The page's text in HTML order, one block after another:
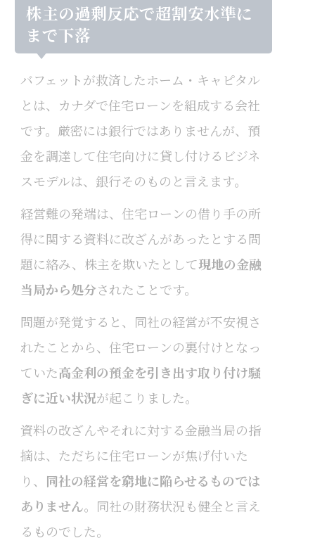
株主の過剰反応で超割安水準に
まで下落
バフェットが救済したホーム・キャピタル
とは、カナダで住宅ローンを組成する会社
です。厳密には銀行ではありませんが、預
金を調達して住宅向けに貸し付けるビジネ
スモデルは、銀行そのものと言えます。
経営難の発端は、住宅ローンの借り手の所
得に関する資料に改ざんがあったとする問
題に絡み、株主を欺いたとして現地の金融
当局から処分されたことです。
問題が発覚すると、同社の経営が不安視さ
れたことから、住宅ローンの裏付けとなっ
ていた高金利の預金を引き出す取り付け騒
ぎに近い状況が起こりました。
資料の改ざんやそれに対する金融当局の指
摘は、ただちに住宅ローンが焦げ付いた
り、 同社の経営を窮地に陥らせるものでは
ありません。同社の財務状況も健全と言え
るものでした。